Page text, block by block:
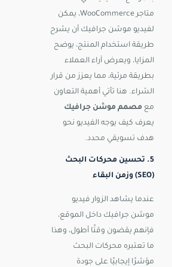
متاجر WooCommerce، يمكن
لفيديو موشن جرافيك أن يشرح
طريقة استخدام المنتج، يوضح
المزايا، ويعرض آراء العملاء
بطريقة مرئية، مما يعزز من قرار
الشراء. هنا تأتي أهمية التعاون
مع مصمم موشن جرافيك
يعرف كيف يوجه الفيديو نحو
هدف تسويقي محدد.
5. تحسين محركات البحث
(SEO) وزمن البقاء
عندما يشاهد الزوار فيديو
موشن جرافيك داخل الموقع،
فإنهم يقضون وقتًا أطول، وهذا
ما تعتبره محركات البحث
مؤشرًا إيجابيًا على جودة